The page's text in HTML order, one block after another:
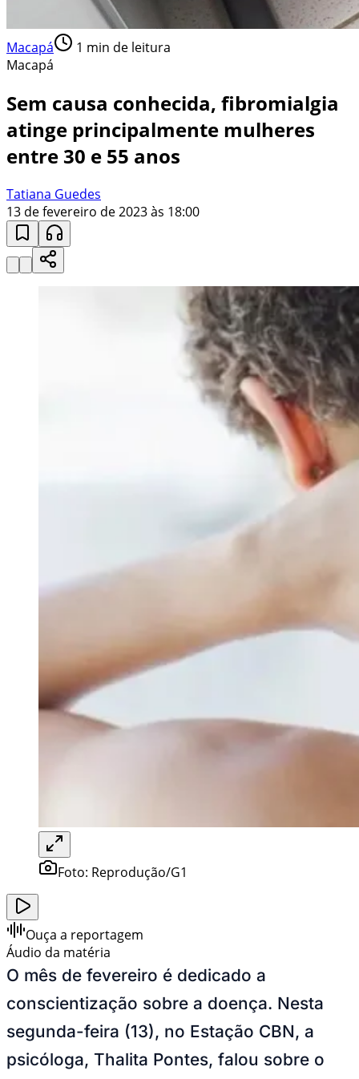
Macapá 1 min de leitura
Macapá
Sem causa conhecida, fibromialgia
atinge principalmente mulheres
entre 30 e 55 anos
Tatiana Guedes
13 de fevereiro de 2023 às 18:00
Foto: Reprodução/G1
Ouça a reportagem
Áudio da matéria
O mês de fevereiro é dedicado a
conscientização sobre a doença. Nesta
segunda-feira (13), no Estação CBN, a
psicóloga, Thalita Pontes, falou sobre o